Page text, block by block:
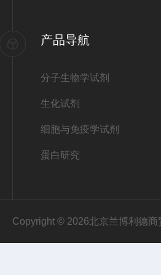
产品导航
分子生物学试剂
生化试剂
细胞与免疫学试剂
蛋白研究
Copyright © 2026北京兰博利德